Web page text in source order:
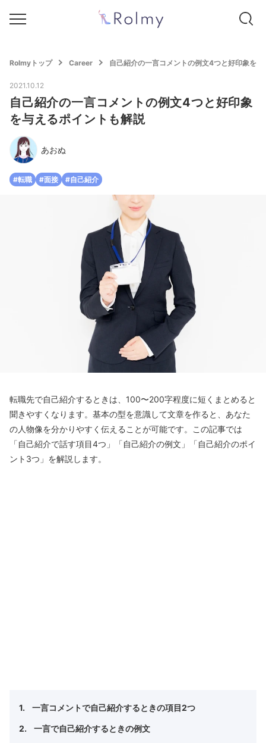
Rolmyトップ Career 自己紹介の一言コメントの例文4つと好印象を
2021.10.12
自己紹介の一言コメントの例文4つと好印象
を与えるポイントも解説
あおぬ
#転職 #面接 #自己紹介
転職先で自己紹介するときは、100〜200字程度に短くまとめると
聞きやすくなります。基本の型を意識して文章を作ると、あなた
の人物像を分かりやすく伝えることが可能です。この記事では
「自己紹介で話す項目4つ」「自己紹介の例文」「自己紹介のポイ
ント3つ」を解説します。
一言コメントで自己紹介するときの項目2つ
一言で自己紹介するときの例文